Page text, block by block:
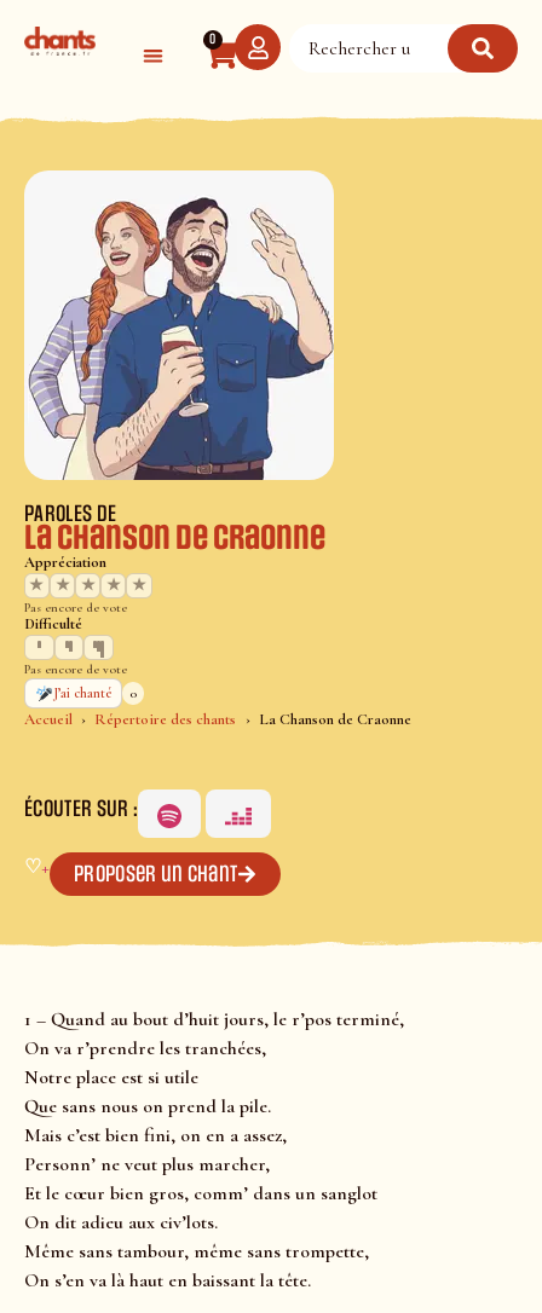
0
Accueil Répertoire des chants La Chanson de Craonne
PAROLES DE
La Chanson de Craonne
Appréciation
★
★ ★ ★ ★
Pas encore de vote
Difficulté
Pas encore de vote
J’ai chanté
0
ÉCOUTER SUR :
♡+ Proposer un chant
1 – Quand au bout d’huit jours, le r’pos terminé,
On va r’prendre les tranchées,
Notre place est si utile
Que sans nous on prend la pile.
Mais c’est bien fini, on en a assez,
Personn’ ne veut plus marcher,
Et le cœur bien gros, comm’ dans un sanglot
On dit adieu aux civ’lots.
Même sans tambour, même sans trompette,
On s’en va là haut en baissant la tête.